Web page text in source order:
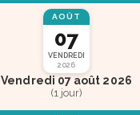
AOÛT
07
VENDREDI
2026
Vendredi 07 août 2026
(1 jour)